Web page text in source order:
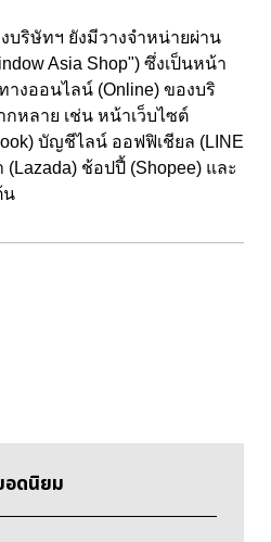
ริษัทฯ ยังมีวางจำหน่ายผ่าน
Asia Shop") ซึ่งเป็นหน้า
งออนไลน์ (Online) ของบริ
หลาย เช่น หน้าเว็บไซต์
บัญชีไลน์ ออฟฟิเชียล (LINE
(Lazada) ช้อปปี้ (Shopee) และ
น
อดนิยม